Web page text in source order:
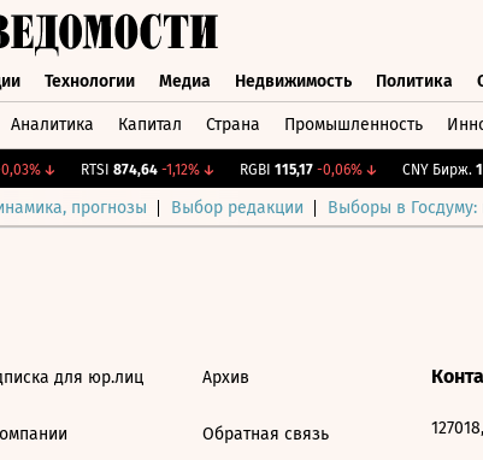
Технологии Медиа Недвижимость Политика
Аналитика Капитал Страна Промышленность
↓ RTSI 874,64 -1,12%↓ RGBI 115,17 -0,06%↓ CNY Бирж.
прогнозы Выбор редакции Выборы в Госдуму:
для юр.лиц Архив
Обратная связь